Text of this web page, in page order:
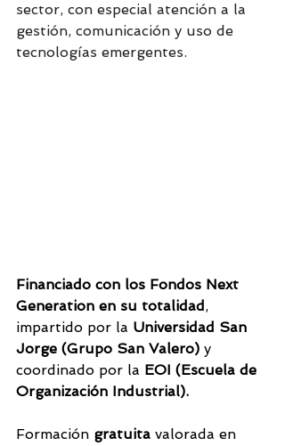
sector, con especial atención a la
gestión, comunicación y uso de
tecnologías emergentes.
Financiado con los Fondos Next
Generation en su totalidad ,
impartido por la Universidad San
Jorge (Grupo San Valero) y
coordinado por la EOI (Escuela de
Organización Industrial).
Formación gratuita valorada en